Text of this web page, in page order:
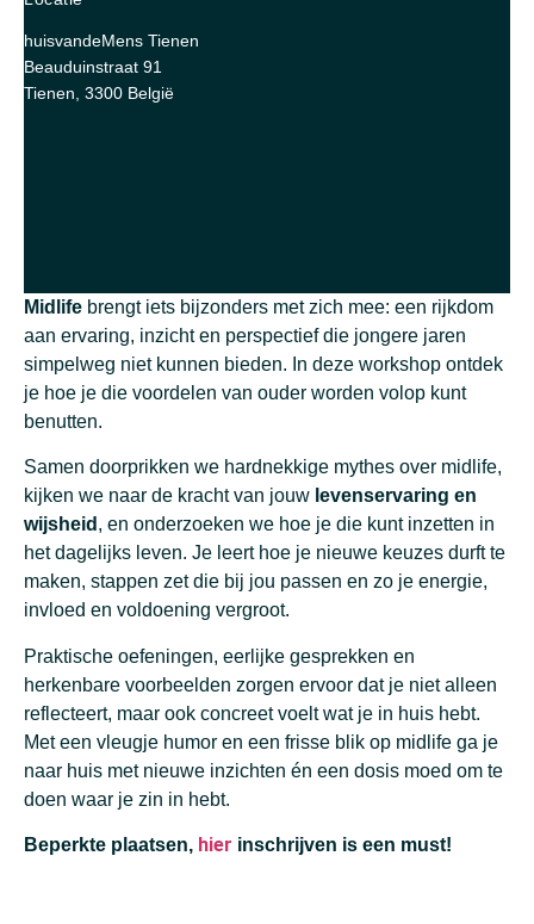
huisvandeMens Tienen
Beauduinstraat 91
Tienen 3300 België
Midlife brengt iets bijzonders met zich mee: een rijkdom
aan ervaring, inzicht en perspectief die jongere jaren
simpelweg niet kunnen bieden. In deze workshop ontdek
je hoe je die voordelen van ouder worden volop kunt
benutten.
Samen doorprikken we hardnekkige mythes over midlife,
kijken we naar de kracht van jouw levenservaring en
wijsheid , en onderzoeken we hoe je die kunt inzetten in
het dagelijks leven. Je leert hoe je nieuwe keuzes durft te
maken, stappen zet die bij jou passen en zo je energie,
invloed en voldoening vergroot.
Praktische oefeningen, eerlijke gesprekken en
herkenbare voorbeelden zorgen ervoor dat je niet alleen
reflecteert, maar ook concreet voelt wat je in huis hebt.
Met een vleugje humor en een frisse blik op midlife ga je
naar huis met nieuwe inzichten én een dosis moed om te
doen waar je zin in hebt.
Beperkte plaatsen, hier inschrijven is een must!